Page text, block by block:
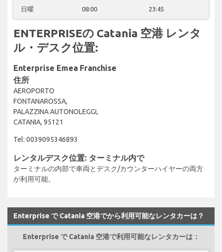
日曜 08:00 23:45
ENTERPRISEの Catania 空港 レンタ
ル・デスク位置:
Enterprise Emea Franchise
住所
AEROPORTO
FONTANAROSSA,
PALAZZINA AUTONOLEGGI,
CATANIA, 95121
Tel: 0039095346893
レンタルデスク位置: ターミナル内で
ターミナルの内部で車両とデスク/カウンターハイヤーの両方
が利用可能。
Enterprise で Catania 空港でから利用可能なレンタカーは？
Enterprise で Catania 空港で利用可能なレンタカーは：